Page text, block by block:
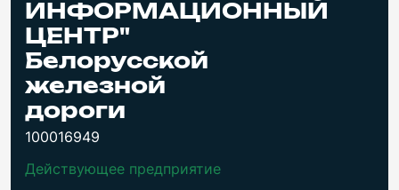
ИНФОРМАЦИОННЫЙ
ЦЕНТР"
Белорусской
железной
дороги
100016949
Действующее предприятие